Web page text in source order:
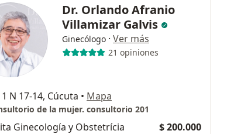
Dr. Orlando Afranio
Villamizar Galvis
Ginecólogo · Ver más
21 opiniones
1 N 17-14, Cúcuta • Mapa
de la mujer. consultorio 201
Ginecología y Obstetrícia $ 200.000